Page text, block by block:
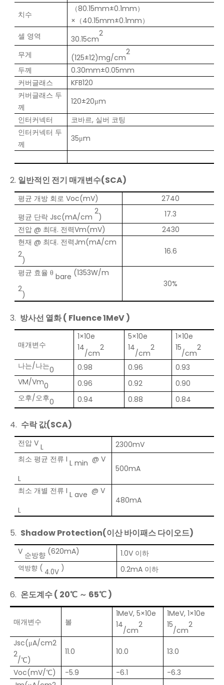
치수
（80.15mm±0.1mm）
×（40.15mm±0.1mm）
셀 영역
30.15cm
2
무게 (125±12)mg/cm
2
두께
0.30mm±0.05mm
커버글래스
KFB120
커버글래스 두
께
120±20μm
인터커넥터
코바르, 실버 코팅
인터커넥터 두
께
35μm
2. 일반적인 전기 매개변수(SCA)
평균 개방 회로 Voc(mV)
2740
평균 단락 Jsc(mA/cm
2
)
17.3
전압 @ 최대. 전력Vm(mV)
2430
현재 @ 최대. 전력Jm(mA/cm
2
)
16.6
평균 효율 θbare (1353W/m
2
)
30%
3. 방사선 열화 ( Fluence 1MeV )
매개변수
1×10e
14
/cm
2
5×10e
14
/cm
2
1×10e
15
/cm
2
나는/나는0 0.98 0.96
0.93
VM/Vm0 0.96 0.92
0.90
오후/오후0 0.94 0.88 0.84
4. 수락 값(SCA)
전압 VL
2300mV
최소 평균 전류 IL min @ V
L
500mA
최소 개별 전류 IL ave @ V
L
480mA
5. Shadow Protection(이산 바이패스 다이오드)
V 순방향 (620mA) 1.0V 이하
역방향 ( 4.0V ) 0.2mA 이하
6. 온도계수 ( 20℃ ～ 65℃)
매개변수 볼
1MeV, 5×10e
14
/cm
2
1MeV, 1×10e
15
/cm
2
Jsc(μA/cm2
2
/℃)
11.0 10.0 13.0
Voc(mV/℃) -5.9 -6.1
-6.3